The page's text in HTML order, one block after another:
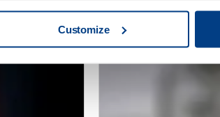
Customize